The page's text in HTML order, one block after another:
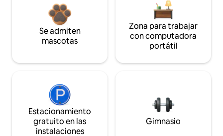
Se admiten
mascotas
Zona para trabajar
con computadora
portátil
Estacionamiento
gratuito en las
instalaciones
Gimnasio